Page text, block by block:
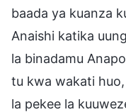
baada ya kuanza
Anaishi katika
la binadamu
tu kwa wakati huo,
la pekee la